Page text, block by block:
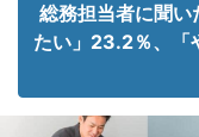
総務担当者に聞
たい」23.2％、「